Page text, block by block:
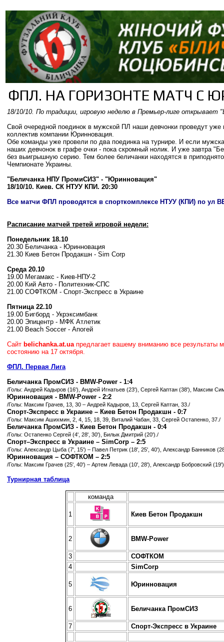
ФПЛ. НА ГОРИЗОНТЕ МАТЧ С
18/10/10. По традиции, игровую неделю в Премьер-лиге открывает
Свой очередной поединок в мужской ПЛ наши девчонки проведут уже
коллектив компании Юринновация.
Обе команды уже провели по два поединка на турнире. И если
наших девчонок в графе очки - пока скромный нолик. И уже завтра
без выигрышную серию. Тем более беличанки находятся в
Чемпионате Украины.
"Беличанка НПУ ПромиСИЗ" - "Юринновация"
18/10/10. Киев. СК НТУУ КПИ. 20:30
Все матчи ФПЛ проводятся в спорткомплексе НТУУ (КПИ) по ул
Расписание матчей третей игровой недели:
Понедельник 18.10
20.30 Беличанка - Юринновация
21.30 Киев Бетон Продакшн - Sim Corp
Среда 20.10
19.00 Мегамакс - Киев-НПУ-2
20.00 Кий Авто - Политехник-СПС
21.00 СОФТКОМ - Спорт-Экспресс в Украине
Пятница 22.10
19.00 Бигборд - Укрэксимбанк
20.00 Эпицентр - МФК Атлетик
21.00 Beach Soccer - Апогей
Сайт belichanka.at.ua предлагает вашему вниманию все результаты
состоянию на 17 октября.
ФПЛ. Первая Лига
Беличанка ПромСИЗ - BMW-Power - 1:4
/Голы: Андрей Кадыров (16'), Андрей Игнатьев (23'), Сергей Каптан (38'), Максим
Юринновация - BMW-Power - 2:2
/Голы: Максим Грачев, 13, 30 – Андрей Кадыров, 13, Сергей Каптан, 33./
Спорт-Экспресс в Украине – Киев Бетон Продакшн - 0:7
/Голы: Максим Ашихмин, 2, 4, 15, 18, 39, Виталий Чабан, 33, Сергей Остапенко, 37./
Беличанка ПромСИЗ - Киев Бетон Продакшн - 0:4
/Голы: Остапенко Сергей (4', 28', 30'), Билык Дмитрий (20')./
Спорт–Экспресс в Украине – SimCorp – 2:5
/Голы: Александр Цыба (7', 15') – Павел Петрик (18', 25', 40'), Александр Банников
Юринновация – СОФТКОМ – 2:5
/Голы: Максим Грачев (25', 40') – Артем Левада (10', 28'), Александр Бобровский
Турнирная таблица
команда
1 Киев Бетон Продакшн
2 BMW-Power
3
СОФТКОМ
4
SimCorp
5 Юринновация
6 Беличанка ПромСИЗ
7 Спорт-Экспресс в Украине